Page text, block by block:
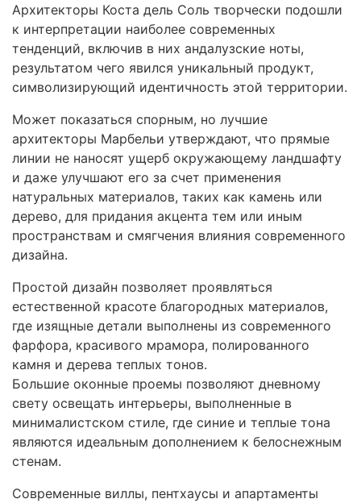
Архитекторы Коста дель Соль творчески подошли
к интерпретации наиболее современных
тенденций, включив в них андалузские ноты,
результатом чего явился уникальный продукт,
символизирующий идентичность этой территории.
Может показаться спорным, но лучшие
архитекторы Марбельи утверждают, что прямые
линии не наносят ущерб окружающему ландшафту
и даже улучшают его за счет применения
натуральных материалов, таких как камень или
дерево, для придания акцента тем или иным
пространствам и смягчения влияния современного
дизайна.
Простой дизайн позволяет проявляться
естественной красоте благородных материалов,
где изящные детали выполнены из современного
фарфора, красивого мрамора, полированного
камня и дерева теплых тонов.
Большие оконные проемы позволяют дневному
свету освещать интерьеры, выполненные в
минималистском стиле, где синие и теплые тона
являются идеальным дополнением к белоснежным
стенам.
Современные виллы, пентхаусы и апартаменты